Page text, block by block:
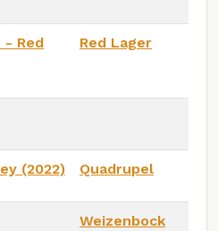
- Red
Red Lager
(2022) Quadrupel
Weizenbock